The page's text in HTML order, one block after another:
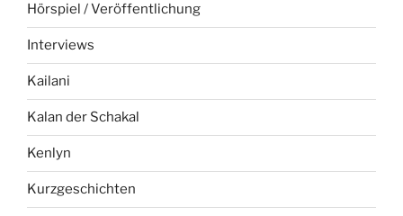
Hörspiel / Veröffentlichung
Interviews
Kailani
Kalan der Schakal
Kenlyn
Kurzgeschichten